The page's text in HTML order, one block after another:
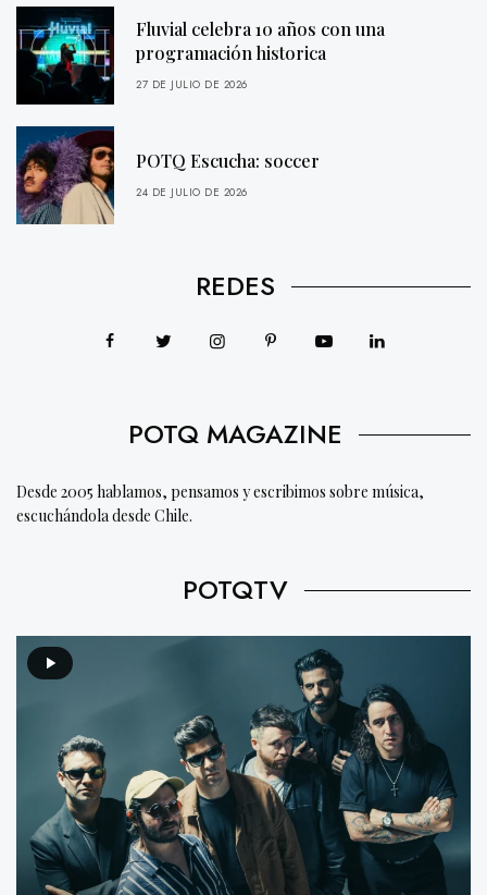
Fluvial celebra 10 años con una
programación historica
27 DE JULIO DE 2026
POTQ Escucha: soccer
24 DE JULIO DE 2026
REDES
POTQ MAGAZINE
Desde 2005 hablamos, pensamos y escribimos sobre música,
escuchándola desde Chile.
POTQTV